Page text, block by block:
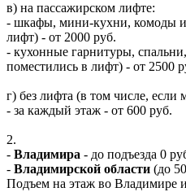
в) на пассажирском лифте:
- шкафы, мини-кухни, комоды и
лифт) - от 2000 руб.
- кухонные гарнитуры,
поместились в лифт) - от 2500
г) без лифта (в том числе, если
- за каждый этаж - от 600 руб.
2.
- Владимира - до подъезда 0
- Владимирской области (до
Подъем на этаж во Владимире